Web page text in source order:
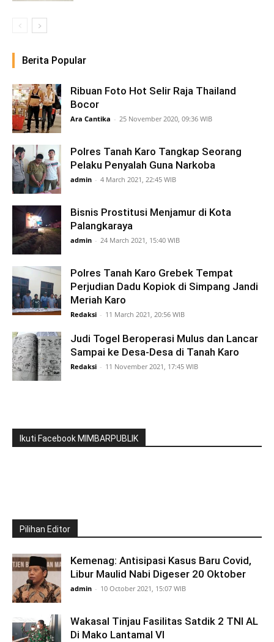
Berita Popular
Ribuan Foto Hot Selir Raja Thailand
Bocor
Ara Cantika - 25 November 2020, 09:36 WIB
Polres Tanah Karo Tangkap Seorang
Pelaku Penyalah Guna Narkoba
admin - 4 March 2021, 22:45 WIB
Bisnis Prostitusi Menjamur di Kota
Palangkaraya
admin - 24 March 2021, 15:40 WIB
Polres Tanah Karo Grebek Tempat
Perjudian Dadu Kopiok di Simpang Jandi
Meriah Karo
Redaksi - 11 March 2021, 20:56 WIB
Judi Togel Beroperasi Mulus dan Lancar
Sampai ke Desa-Desa di Tanah Karo
Redaksi - 11 November 2021, 17:45 WIB
Ikuti Facebook MIMBARPUBLIK
Pilihan Editor
Kemenag: Antisipasi Kasus Baru Covid,
Libur Maulid Nabi Digeser 20 Oktober
admin - 10 October 2021, 15:07 WIB
Wakasal Tinjau Fasilitas Satdik 2 TNI AL
Di Mako Lantamal VI